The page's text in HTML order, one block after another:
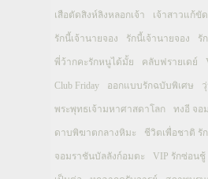
เสือตัดสิงห์ลิงหลอกเจ้า เจ้าสาวแก้ขัด
รักนี้เจ้านายจอง รักนี้เจ้านายจอง รั
พี่ว้ากคะรักหนูได้มั้ย คลับฟรายเดย์
Club Friday ออกแบบรักฉบับพิเศษ
พระพุทธเจ้ามหาศาสดาโลก ทงอี จอ
ดาบพิฆาตกลางหิมะ ชีวิตเพื่อชาติ รั
จอมราชันบัลลังก์อมตะ VIP รักซ่อนชู้